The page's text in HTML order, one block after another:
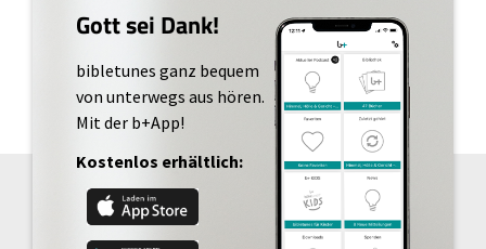
Gott sei Dank!
bibletunes ganz bequem
von unterwegs aus hören.
Mit der b+App!
Kostenlos erhältlich: